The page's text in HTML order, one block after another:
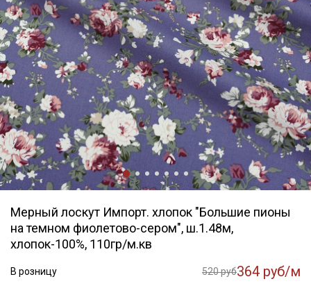
Мерный лоскут Импорт. хлопок "Большие пионы
на темном фиолетово-сером", ш.1.48м,
хлопок-100%, 110гр/м.кв
В розницу 520 руб364 руб/м